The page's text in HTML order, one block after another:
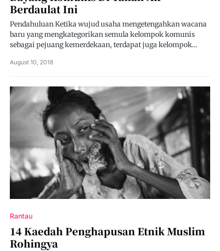
Berdaulat Ini
Pendahuluan Ketika wujud usaha mengetengahkan wacana
baru yang mengkategorikan semula kelompok komunis
sebagai pejuang kemerdekaan, terdapat juga kelompok…
August 10, 2018
Rantau
14 Kaedah Penghapusan Etnik Muslim
Rohingya